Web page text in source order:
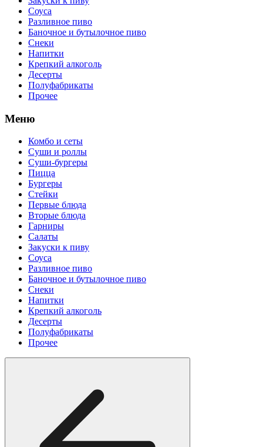
Соуса
Разливное пиво
Баночное и бутылочное пиво
Снеки
Напитки
Крепкий алкоголь
Десерты
Полуфабрикаты
Прочее
Меню
Комбо и сеты
Суши и роллы
Суши-бургеры
Пицца
Бургеры
Стейки
Первые блюда
Вторые блюда
Гарниры
Салаты
Закуски к пиву
Соуса
Разливное пиво
Баночное и бутылочное пиво
Снеки
Напитки
Крепкий алкоголь
Десерты
Полуфабрикаты
Прочее